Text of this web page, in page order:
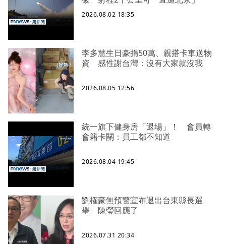
2026.08.02 18:35
李多慧生日豪捐50萬、親搭卡車送物
資 感性謝台灣：沒有大家就沒我
2026.08.05 12:56
統一旗下健身房「退場」！ 會員轉
會籍卡關：員工都不知道
2026.08.04 19:45
劉櫂豪無預警宣布退出台東縣長選
舉 陳瑩回應了
2026.07.31 20:34